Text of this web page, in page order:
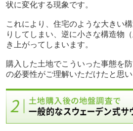
状に変化する現象です。
これにより、住宅のような大きい
りしてしまい、逆に小さな構造物
き上がってしまいます。
購入した土地でこういった事態を
の必要性がご理解いただけたと思い